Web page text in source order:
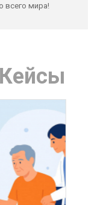
всего мира!
Кейсы